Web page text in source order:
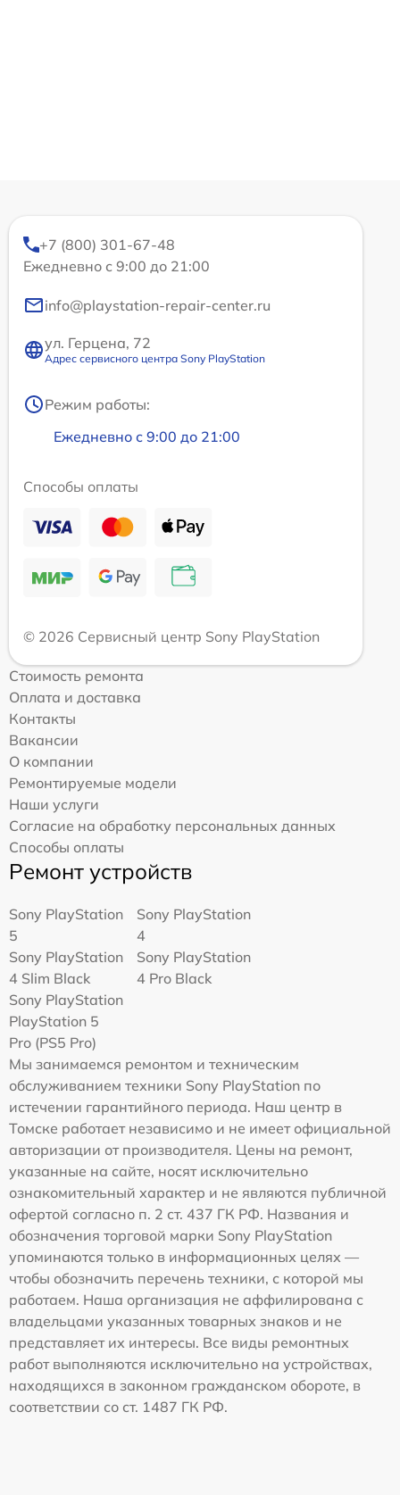
+7 (800) 301-67-48
Ежедневно с 9:00 до 21:00
info@playstation-repair-center.ru
ул. Герцена, 72
Адрес сервисного центра Sony PlayStation
Режим работы:
Ежедневно с 9:00 до 21:00
Способы оплаты
© 2026 Сервисный центр Sony PlayStation
Стоимость ремонта
Оплата и доставка
Контакты
Вакансии
О компании
Ремонтируемые модели
Наши услуги
Согласие на обработку персональных данных
Способы оплаты
Ремонт устройств
Sony PlayStation
5
Sony PlayStation
4
Sony PlayStation
4 Slim Black
Sony PlayStation
4 Pro Black
Sony PlayStation
PlayStation 5
Pro (PS5 Pro)
Мы занимаемся ремонтом и техническим
обслуживанием техники Sony PlayStation по
истечении гарантийного периода. Наш центр в
Томске работает независимо и не имеет официальной
авторизации от производителя. Цены на ремонт,
указанные на сайте, носят исключительно
ознакомительный характер и не являются публичной
офертой согласно п. 2 ст. 437 ГК РФ. Названия и
обозначения торговой марки Sony PlayStation
упоминаются только в информационных целях —
чтобы обозначить перечень техники, с которой мы
работаем. Наша организация не аффилирована с
владельцами указанных товарных знаков и не
представляет их интересы. Все виды ремонтных
работ выполняются исключительно на устройствах,
находящихся в законном гражданском обороте, в
соответствии со ст. 1487 ГК РФ.